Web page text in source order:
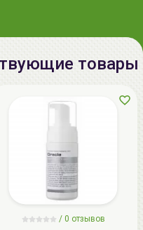
товары
/ 0 отзывов